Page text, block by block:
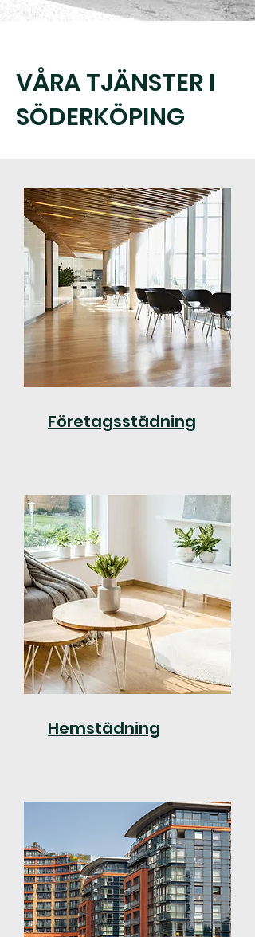
VÅRA TJÄNSTER I
SÖDERKÖPING
Företagsstädning
Hemstädning